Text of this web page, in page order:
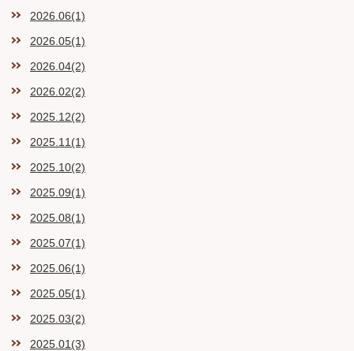
2026.06(1)
2026.05(1)
2026.04(2)
2026.02(2)
2025.12(2)
2025.11(1)
2025.10(2)
2025.09(1)
2025.08(1)
2025.07(1)
2025.06(1)
2025.05(1)
2025.03(2)
2025.01(3)